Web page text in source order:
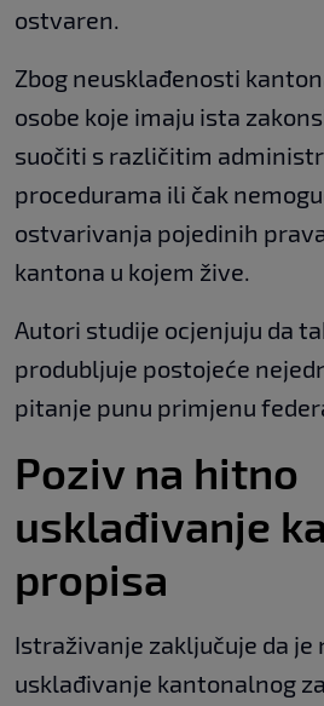
ostvaren.
Zbog neusklađenosti
osobe koje imaju ista
suočiti s različitim
procedurama ili čak
ostvarivanja pojedinih
kantona u kojem žive.
Autori studije ocjenjuju da
produbljuje postojeće
pitanje punu primjenu
Poziv na hitno
usklađivanje
propisa
Istraživanje zaključuje da je
usklađivanje kantonalnog